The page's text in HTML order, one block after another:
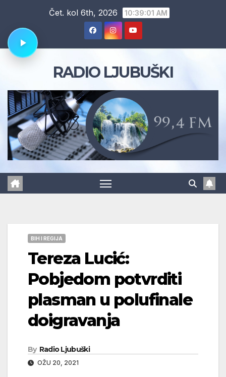
content
Čet. kol 6th, 2026 10:39:02 AM
RADIO LJUBUŠKI
BIH I REGIJA
Tereza Lucić:
Pobjedom potvrditi
plasman u polufinale
doigravanja
By Radio Ljubuški
OŽU 20, 2021